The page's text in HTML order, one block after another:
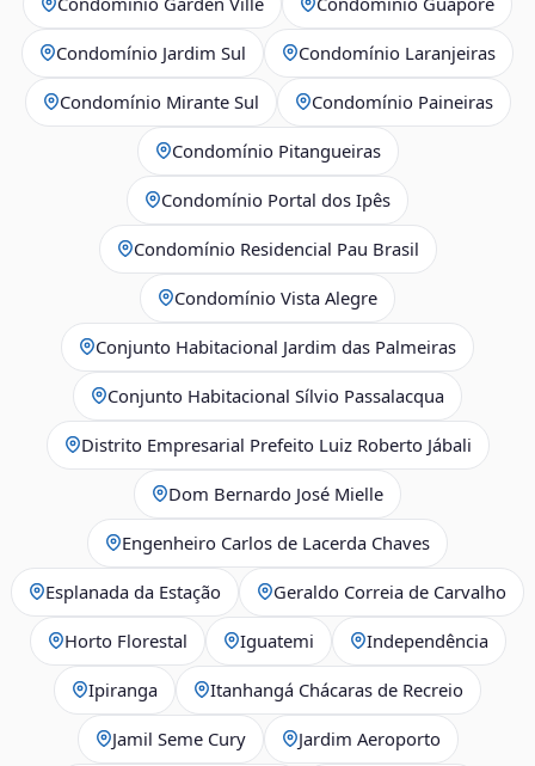
Condomínio Jardim Sul Condomínio Laranjeiras
Condomínio Mirante Sul Condomínio Paineiras
Condomínio Pitangueiras
Condomínio Portal dos Ipês
Condomínio Residencial Pau Brasil
Condomínio Vista Alegre
Conjunto Habitacional Jardim das Palmeiras
Conjunto Habitacional Sílvio Passalacqua
Distrito Empresarial Prefeito Luiz Roberto Jábali
Dom Bernardo José Mielle
Engenheiro Carlos de Lacerda Chaves
Esplanada da Estação Geraldo Correia de Carvalho
Horto Florestal Iguatemi Independência
Ipiranga Itanhangá Chácaras de Recreio
Jamil Seme Cury Jardim Aeroporto